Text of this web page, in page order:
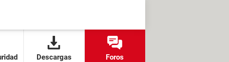
Descargas Foros